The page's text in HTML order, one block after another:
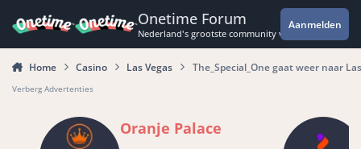
Onetime Forum
Nederland's grootste community voor de
Aanmelden
Home Casino Las Vegas The_Special_One gaat weer naar
Verberg Advertenties
Oranje Palace